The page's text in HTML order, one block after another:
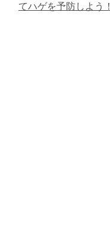
てハゲを予防しよう！